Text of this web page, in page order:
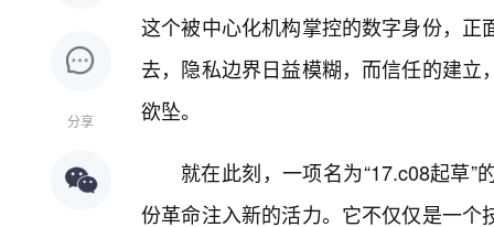
分享
这个被中心化机构掌控的数字身份，
去，隐私边界日益模糊，而信任的建
欲坠。
就在此刻，一项名为“17.c08起草
份革命注入新的活力。它不仅仅是一